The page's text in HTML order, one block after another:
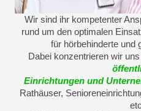
Wir sind ihr kompetenter
rund um den optimalen
für hörbehinderte und
Dabei konzentrieren wir
Einrichtungen und
Rathäuser,